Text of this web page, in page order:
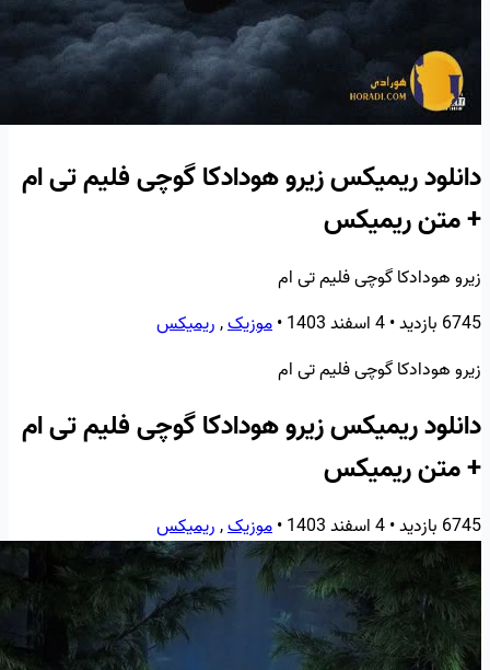
دانلود ریمیکس زیرو هودادکا گوچی فلیم تی ام
+ متن ریمیکس
زیرو هودادکا گوچی فلیم تی ام
6745 بازدید
•4 اسفند 1403 •موزیک,ریمیکس
زیرو هودادکا گوچی فلیم تی ام
دانلود ریمیکس زیرو هودادکا گوچی فلیم تی ام
+ متن ریمیکس
6745 بازدید •4 اسفند 1403 •موزیک,ریمیکس